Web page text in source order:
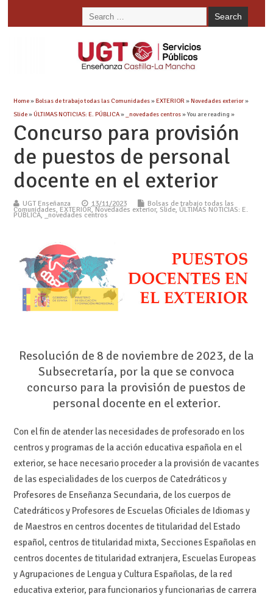
Home»Bolsas de trabajo todas las Comunidades»EXTERIOR »Novedades exterior»
Slide»ÚLTIMAS NOTICIAS: E. PÚBLICA» _novedades centros» You are reading »
Concurso para provisión
de puestos de personal
docente en el exterior
UGT Enseñanza 13/11/2023 Bolsas de trabajo todas las
Comunidades, EXTERIOR,Novedades exterior, Slide, ÚLTIMAS NOTICIAS: E.
PÚBLICA, _novedades centros
Resolución de 8 de noviembre de 2023, de la
Subsecretaría, por la que se convoca
concurso para la provisión de puestos de
personal docente en el exterior.
Con el fin de atender las necesidades de profesorado en los
centros y programas de la acción educativa española en el
exterior, se hace necesario proceder a la provisión de vacantes
de las especialidades de los cuerpos de Catedráticos y
Profesores de Enseñanza Secundaria, de los cuerpos de
Catedráticos y Profesores de Escuelas Oficiales de Idiomas y
de Maestros en centros docentes de titularidad del Estado
español, centros de titularidad mixta, Secciones Españolas en
centros docentes de titularidad extranjera, Escuelas Europeas
y Agrupaciones de Lengua y Cultura Españolas, de la red
educativa exterior, para funcionarios y funcionarias de carrera